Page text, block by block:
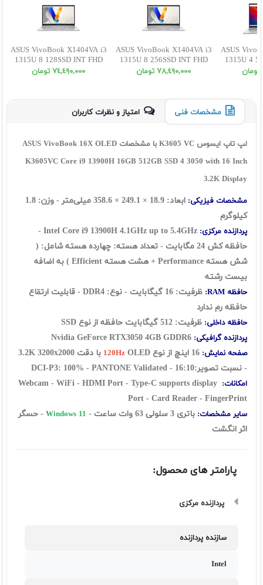
ASUS VivoBook X1404VA i3
1315U 8 128SSD INT FHD
٧٤,٤٩٠,٠٠٠ تومان
ASUS VivoBook X1404VA i3
1315U 8 256SSD INT FHD
٧٨,٤٩٠,٠٠٠ تومان
ASUS
1315U 4
مشخصات فنی امتیاز و نظرات کاربران
لپ تاپ ایسوس K3605 VC با مشخصات ASUS VivoBook 16X OLED
K3605VC Core i9 13900H 16GB 512GB SSD 4 3050 with 16 Inch
3.2K Display
مشخصات فیزیکی: ابعاد: 18.9
×
249.1
×
358.6
میلی‌متر - وزن: 1.8
کیلوگرم
پردازنده مرکزی:
Intel Core i9 13900H 4.1GHz up to 5.4GHz -
حافظه کش 24 مگابایت - تعداد هسته: چهارده هسته شامل: (
شش هسته Performance + هشت هسته Efficient ) به اضافه
بیست رشته
حافظه RAM:
ظرفیت: 16 گيگابايت - نوع: DDR4 - قابلیت ارتقاع
حافظه رم ندارد
حافظه داخلی: ظرفیت: 512 گیگابایت حافظه از نوع SSD
پردازنده گرافیکی:
صفحه نمایش: 120Hz
OLED با دقت 3.2K 3200x2000
- نسبت تصویر:16:10 - DCI-P3: 100% - PANTONE Validated
امکانات: Webcam - WiFi - HDMI Port - Type-C supports display
Port - Card Reader - FingerPrint
سایر مشخصات: باتری 3 سلولی 63 وات ساعت -
Windows 11 - حسگر
اثر انگشت
پارامتر های محصول:
پردازنده مرکزی
سازنده پردازنده
Intel